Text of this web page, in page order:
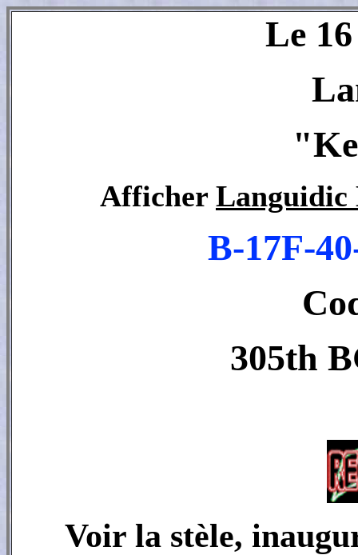
Le
Afficher
B-17F-
305th
Voir la stèle,